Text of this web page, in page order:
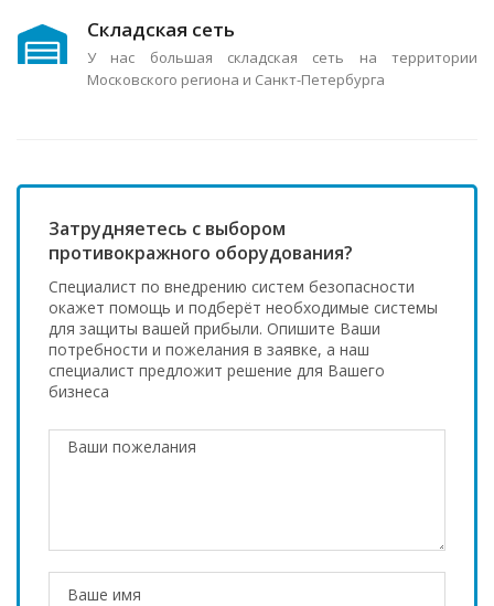
Складская сеть
У нас большая складская сеть на территории
Московского региона и Санкт-Петербурга
Затрудняетесь с выбором
противокражного оборудования?
Специалист по внедрению систем безопасности
окажет помощь и подберёт необходимые системы
для защиты вашей прибыли. Опишите Ваши
потребности и пожелания в заявке, а наш
специалист предложит решение для Вашего
бизнеса